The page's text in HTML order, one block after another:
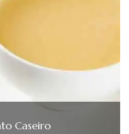
Caseiro